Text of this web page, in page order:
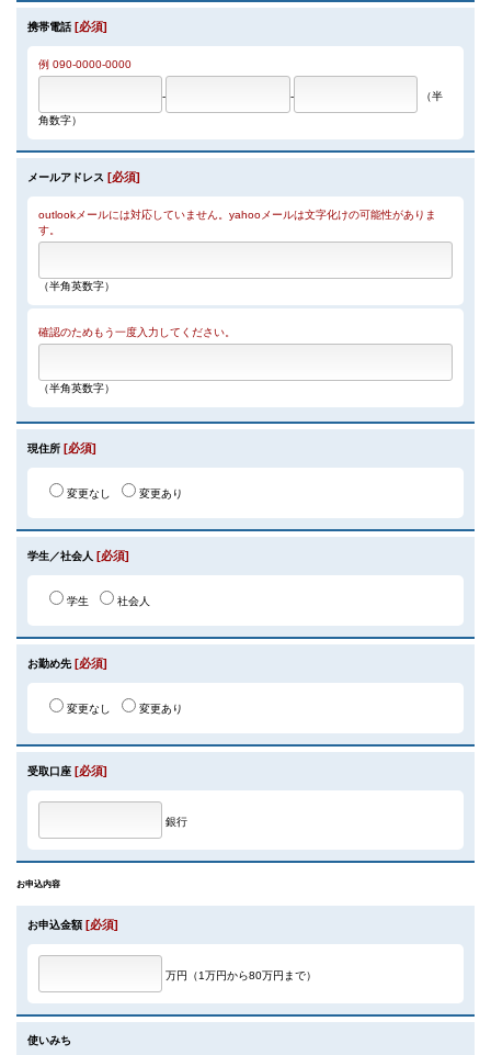
携帯電話 [必須]
例 090-0000-0000
- -
（半
角数字）
メールアドレス [必須]
outlookメールには対応していません。yahooメールは文字化けの可能性がありま
す。
（半角英数字）
確認のためもう一度入力してください。
（半角英数字）
現住所 [必須]
変更なし 変更あり
学生／社会人 [必須]
学生 社会人
お勤め先 [必須]
変更なし 変更あり
受取口座 [必須]
銀行
お申込内容
お申込金額 [必須]
万円（1万円から80万円まで）
使いみち